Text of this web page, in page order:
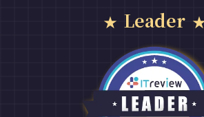
Leader